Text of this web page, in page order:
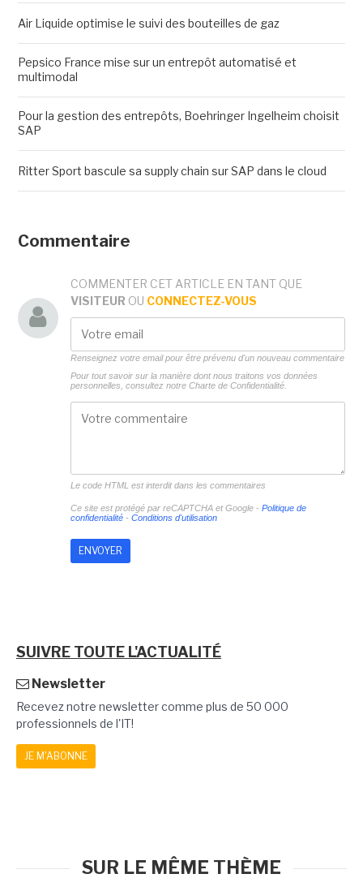
Air Liquide optimise le suivi des bouteilles de gaz
Pepsico France mise sur un entrepôt automatisé et
multimodal
Pour la gestion des entrepôts, Boehringer Ingelheim choisit
SAP
Ritter Sport bascule sa supply chain sur SAP dans le cloud
Commentaire
COMMENTER CET ARTICLE EN TANT QUE
VISITEUR OU CONNECTEZ-VOUS
Renseignez votre email pour être prévenu d'un nouveau commentaire
Pour tout savoir sur la manière dont nous traitons vos données
personnelles, consultez notre Charte de Confidentialité.
Le code HTML est interdit dans les commentaires
Ce site est protégé par reCAPTCHA et Google - Politique de
confidentialité- Conditions d'utilisation
SUIVRE TOUTE L'ACTUALITÉ
Newsletter
Recevez notre newsletter comme plus de 50 000
professionnels de l'IT!
JE M'ABONNE
SUR LE MÊME THÈME